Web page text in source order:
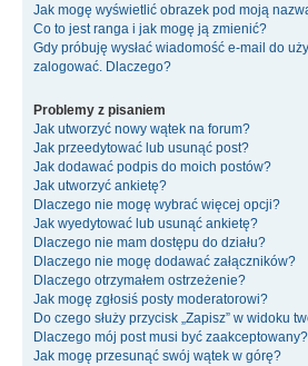
Jak mogę wyświetlić obrazek pod moją
Co to jest ranga i jak mogę ją zmienić?
Gdy próbuję wysłać wiadomość e-mail do
zalogować. Dlaczego?
Problemy z pisaniem
Jak utworzyć nowy wątek na forum?
Jak przeedytować lub usunąć post?
Jak dodawać podpis do moich postów?
Jak utworzyć ankietę?
Dlaczego nie mogę wybrać więcej opcji?
Jak wyedytować lub usunąć ankietę?
Dlaczego nie mam dostępu do działu?
Dlaczego nie mogę dodawać załączników?
Dlaczego otrzymałem ostrzeżenie?
Jak mogę zgłosiś posty moderatorowi?
Do czego służy przycisk „Zapisz” w widoku
Dlaczego mój post musi być zaakceptowany?
Jak mogę przesunąć swój wątek w górę?